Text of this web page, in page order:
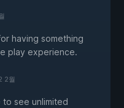
having something
play experience.
2월
to see unlimited